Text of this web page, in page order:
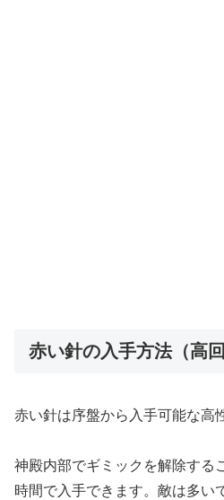
赤い針の入手方法（高
赤い針は序盤から入手可能な高
神殿内部でギミックを解除する
時間で入手できます。敵は多い